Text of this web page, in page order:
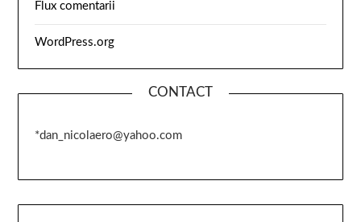
Flux comentarii
WordPress.org
CONTACT
*dan_nicolaero@yahoo.com